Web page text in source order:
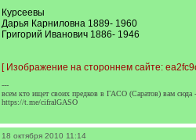
Курсеевы
Дарья Карниловна 1889- 1960
Григорий Иванович 1886- 1946
[ Изображение на стороннем сайте:
---
всем кто ищет своих предков в ГАСО (Саратов) вам сюда -
https://t.me/cifralGASO
18 октября 2010 11:14